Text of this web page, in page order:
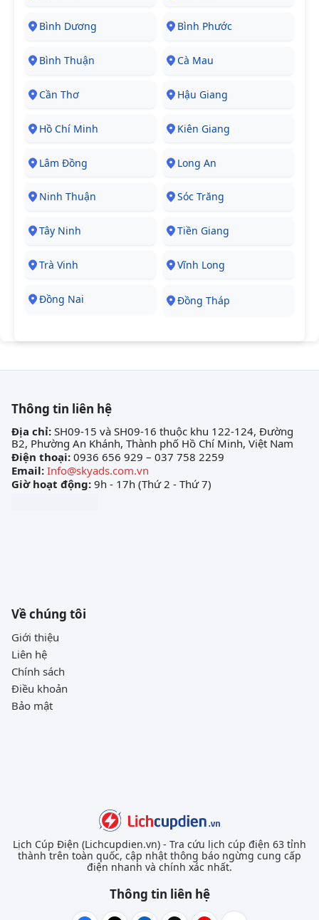
Bình Dương Bình Phước
Bình Thuận Cà Mau
Cần Thơ Hậu Giang
Hồ Chí Minh Kiên Giang
Lâm Đồng Long An
Ninh Thuận Sóc Trăng
Tây Ninh Tiền Giang
Trà Vinh Vĩnh Long
Đồng Nai Đồng Tháp
Thông tin liên hệ
Địa chỉ: SH09-15 và SH09-16 thuộc khu 122-124, Đường
B2, Phường An Khánh, Thành phố Hồ Chí Minh, Việt Nam
Điện thoại: 0936 656 929 – 037 758 2259
Email: Info@skyads.com.vn
Giờ hoạt động: 9h - 17h (Thứ 2 - Thứ 7)
Về chúng tôi
Giới thiệu
Liên hệ
Chính sách
Điều khoản
Bảo mật
Lịch Cúp Điện (Lichcupdien.vn) - Tra cứu lịch cúp điện 63 tỉnh
thành trên toàn quốc, cập nhật thông báo ngừng cung cấp
điện nhanh và chính xác nhất.
Thông tin liên hệ